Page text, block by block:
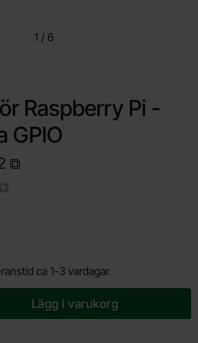
1 / 6
Raspberry Pi -
GPIO
ca 1-3 vardagar
Lägg i varukorg